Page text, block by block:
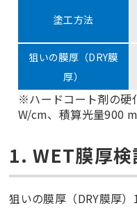
塗工方法
狙いの膜厚（DRY膜
厚）
※ハードコート剤の硬
W/cm、積算光量900
1. WET膜厚検
狙いの膜厚（DRY膜厚